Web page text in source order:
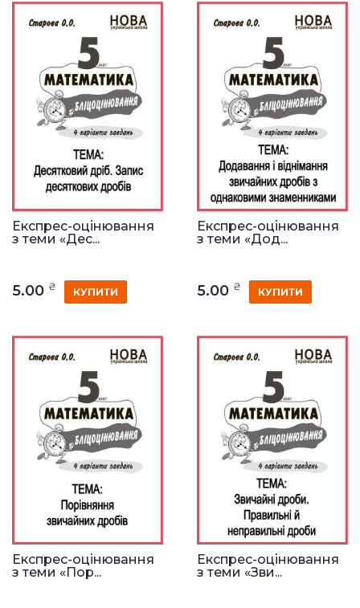
Експрес-оцінювання
з теми «Дес...
5.00 ₴ КУПИТИ
Експрес-оцінювання
з теми «Дод...
5.00 ₴ КУПИТИ
Експрес-оцінювання
з теми «Пор...
Експрес-оцінювання
з теми «Зви...